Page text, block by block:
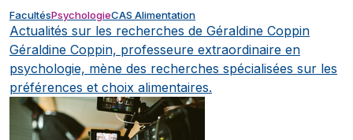
FacultésPsychologieCAS Alimentation
Actualités sur les recherches de Géraldine Coppin
Géraldine Coppin, professeure extraordinaire en
psychologie, mène des recherches spécialisées sur les
préférences et choix alimentaires.